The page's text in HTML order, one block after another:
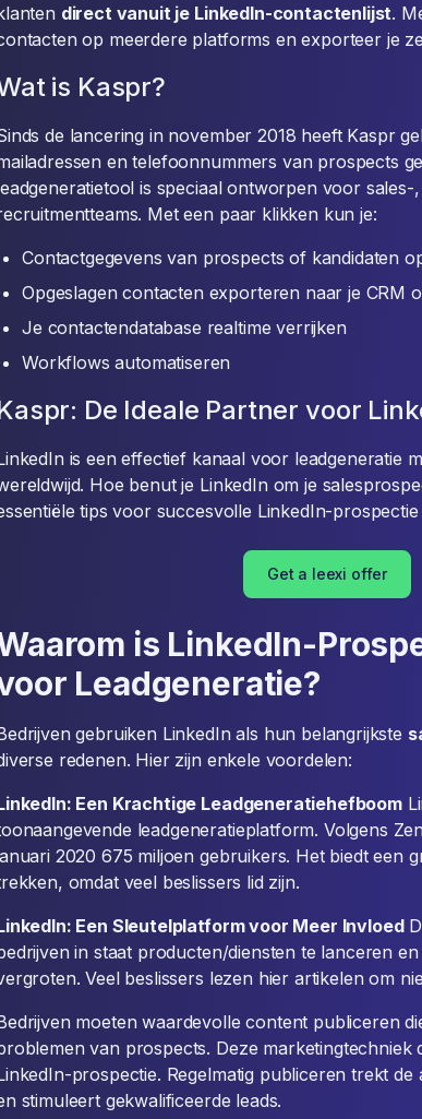
direct vanuit je LinkedIn-contactenlijst.
op meerdere platforms en exporteer je
is Kaspr?
de lancering in november 2018 heeft Kaspr
en telefoonnummers van prospects
is speciaal ontworpen voor
Met een paar klikken kun je:
Contactgegevens van prospects of kandidaten
Opgeslagen contacten exporteren naar je CRM
Je contactendatabase realtime verrijken
Workflows automatiseren
De Ideale Partner voor
is een effectief kanaal voor leadgeneratie
Hoe benut je LinkedIn om je
tips voor succesvolle LinkedIn-prospectie
Get a leexi offer
is LinkedIn-
Leadgeneratie?
gebruiken LinkedIn als hun belangrijkste
redenen. Hier zijn enkele voordelen:
Een Krachtige Leadgeneratiehefboom
leadgeneratieplatform. Volgens
2020 675 miljoen gebruikers. Het biedt een
omdat veel beslissers lid zijn.
Een Sleutelplatform voor Meer Invloed
in staat producten/diensten te lanceren
Veel beslissers lezen hier artikelen om
moeten waardevolle content publiceren
van prospects. Deze marketingtechniek
prospectie. Regelmatig publiceren trekt
stimuleert gekwalificeerde leads.